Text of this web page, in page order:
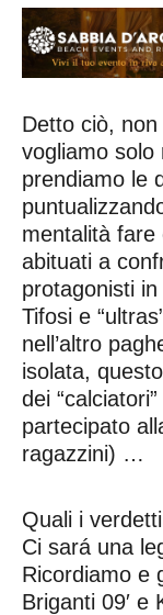
Detto ciò,
vogliamo solo
prendiamo le
mentalità
abituati a
protagonisti
Tifosi e
nell’altro
isolata,
dei
partecipato
ragazzini) …
Quali i
Ci sará una
Ricordiamo e
Briganti 09′ e